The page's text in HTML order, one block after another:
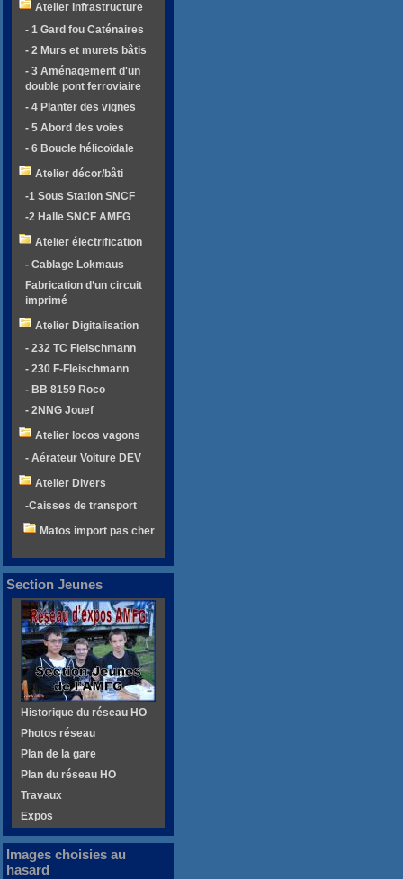
Atelier Infrastructure
- 1 Gard fou Caténaires
- 2 Murs et murets bâtis
- 3 Aménagement d'un
double pont ferroviaire
- 4 Planter des vignes
- 5 Abord des voies
- 6 Boucle hélicoïdale
Atelier décor/bâti
-1 Sous Station SNCF
-2 Halle SNCF AMFG
Atelier électrification
- Cablage Lokmaus
Fabrication d’un circuit
imprimé
Atelier Digitalisation
- 232 TC Fleischmann
- 230 F-Fleischmann
- BB 8159 Roco
- 2NNG Jouef
Atelier locos vagons
- Aérateur Voiture DEV
Atelier Divers
-Caisses de transport
Matos import pas cher
Section Jeunes
Historique du réseau HO
Photos réseau
Plan de la gare
Plan du réseau HO
Travaux
Expos
Images choisies au
hasard